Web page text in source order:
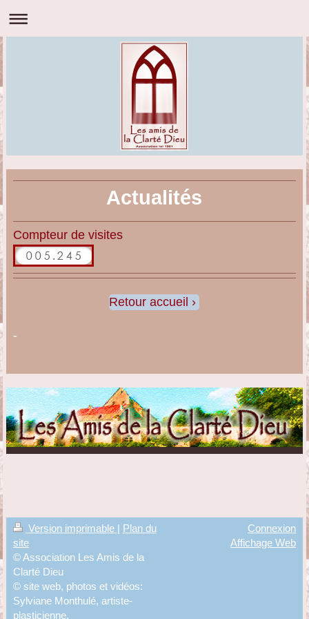
Actualités
Compteur de visites
Retour accueil
-
Version imprimable | Plan du
site
© Association Les Amis de la
Clarté Dieu
© site web, photos et vidéos:
Sylviane Monthulé, artiste-
plasticienne,
Connexion
Affichage Web